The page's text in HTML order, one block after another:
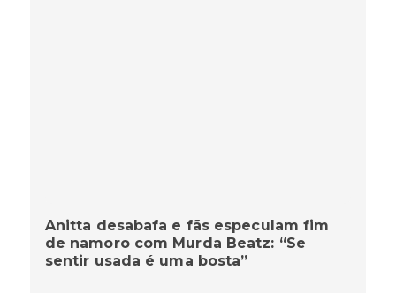
Anitta desabafa e fãs especulam fim
de namoro com Murda Beatz: “Se
sentir usada é uma bosta”